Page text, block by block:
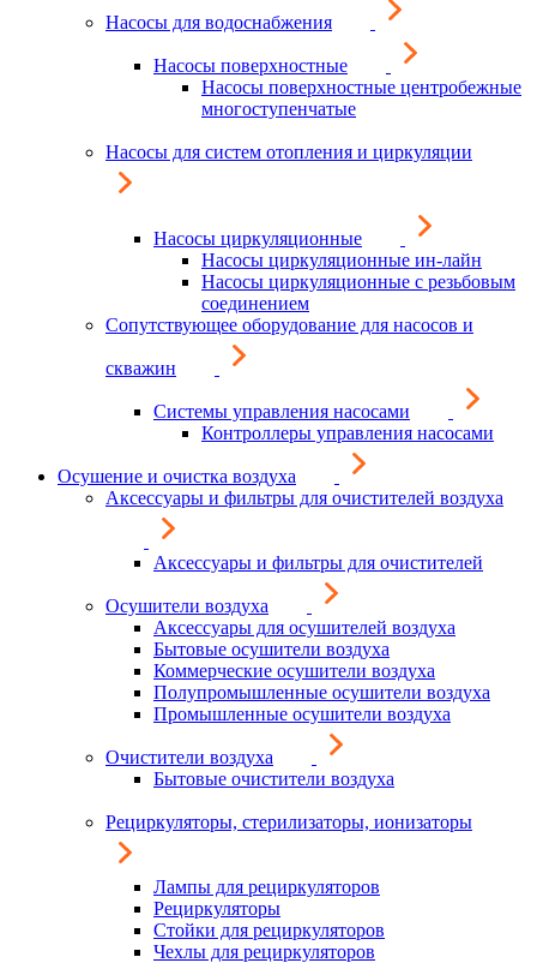
Насосы для водоснабжения
Насосы поверхностные
Насосы поверхностные центробежные
многоступенчатые
Насосы для систем отопления и циркуляции
Насосы циркуляционные
Насосы циркуляционные ин-лайн
Насосы циркуляционные с резьбовым
соединением
Сопутствующее оборудование для насосов и
скважин
Системы управления насосами
Контроллеры управления насосами
Осушение и очистка воздуха
Аксессуары и фильтры для очистителей воздуха
Аксессуары и фильтры для очистителей
Осушители воздуха
Аксессуары для осушителей воздуха
Бытовые осушители воздуха
Коммерческие осушители воздуха
Полупромышленные осушители воздуха
Промышленные осушители воздуха
Очистители воздуха
Бытовые очистители воздуха
Рециркуляторы, стерилизаторы, ионизаторы
Лампы для рециркуляторов
Рециркуляторы
Стойки для рециркуляторов
Чехлы для рециркуляторов